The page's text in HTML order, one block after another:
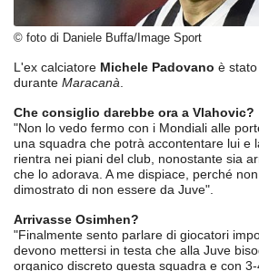
© foto di Daniele Buffa/Image Sport
L'ex calciatore Michele Padovano è
durante Maracanà.
Che consiglio darebbe ora a Vlahovic?
"Non lo vedo fermo con i Mondiali alle
una squadra che potrà accontentare lui e
rientra nei piani del club, nonostante sia
che lo adorava. A me dispiace, perché
dimostrato di non essere da Juve".
Arrivasse Osimhen?
"Finalmente sento parlare di giocatori
devono mettersi in testa che alla Juve
organico discreto questa squadra e con